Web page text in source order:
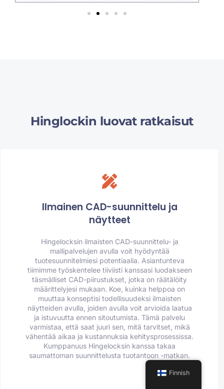
Hinglockin luovat ratkaisut
Ilmainen CAD-suunnittelu ja
näytteet
Hingelocksin ilmaisten CAD-suunnittelu- ja
mallipalvelujen avulla voit hyödyntää
tuotesuunnitelmiesi potentiaalia. Asiantunteva
tiimimme työskentelee tiiviisti kanssasi luodakseen
täsmälliset CAD-piirustukset, jotka on räätälöity
määrittelyjesi mukaan. Koe, kuinka helppoa on
muuttaa konseptisi todellisuudeksi ilmaisten
näytteiden avulla, joiden avulla voit arvioida laatua
ja istuvuutta ennen sitoutumista. Tämä palvelu
varmistaa, että saat juuri sen, mitä tarvitset, mikä
vähentää aikaa ja kustannuksia kehitysprosessissa.
Kumppanuus Hingelocksin kanssa takaa
saumattoman suunnittelusta tuotantoon -matkan.
Finnish